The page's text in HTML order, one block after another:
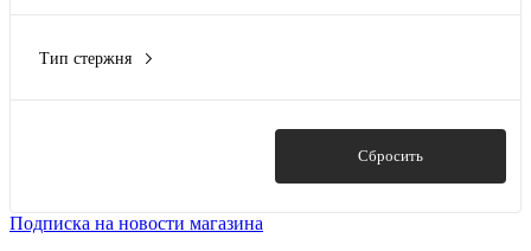
Тип стержня
Сбросить
Подписка на новости магазина